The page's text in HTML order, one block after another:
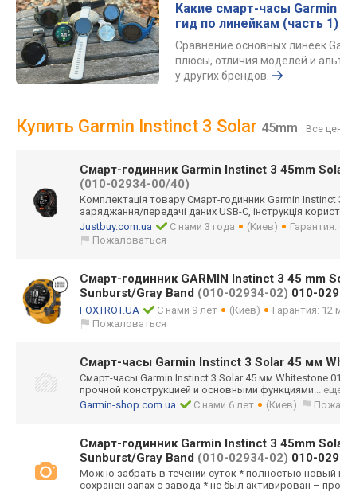
Какие смарт-часы
гид по линейкам (часть 1)
Сравнение основных линеек
плюсы, отличия моделей и
у других брендов.
Купить Garmin Instinct 3 Solar 45mm Все
Смарт-годинник Garmin Instinct 3 45mm
(010-02934-00/40)
Комплектація товару Смарт-годинник Garmin Instinct
заряджання/передачі даних USB-C, інструкція
Justbuy.com.ua
С нами 3 года (Киев)
Гарантия:
Пожаловаться
Смарт-годинник GARMIN Instinct 3 45 mm
Sunburst/Gray Band (010-02934-02) 010-
FOXTROT.UA С нами 9 лет (Киев)
Гарантия: 12
Пожаловаться
Смарт-часы Garmin Instinct 3 Solar 45 мм
Смарт-часы Garmin Instinct 3 Solar 45 мм Whitestone
прочной конструкцией и основными функциями...
Garmin-shop.com.ua
С нами 6 лет (Киев)
Смарт-годинник Garmin Instinct 3 45mm
Sunburst/Gray Band (010-02934-02) 010-
Можно забрать в течении суток * полностью новый
сохранен запах с завода * не был активирован –